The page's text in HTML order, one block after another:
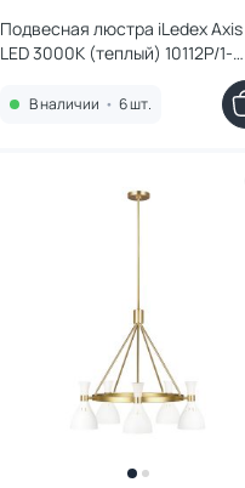
Подвесная люстра iLedex Axis
LED 3000К (теплый) 10112P/1-
В наличии • 6 шт.